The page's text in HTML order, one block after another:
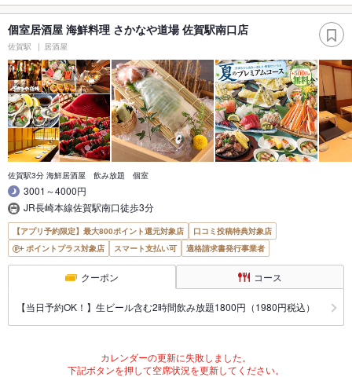
個室居酒屋 海鮮料理 さかなや道場 佐賀駅南口店
佐賀駅 居酒屋
佐賀駅3分 海鮮居酒屋 飲み放題 個室
3001～4000円
JR長崎本線佐賀駅南口徒歩3分
【アプリ予約限定】最大800ポイント還元対象店
口コミ投稿特典対象店
ポイントプラス対象店
スマート支払い可 適格請求書発行事業者
クーポン コース
【当日予約OK！】生ビール含む2時間飲み放題1800円（1980円税込）
カレンダーの更新に失敗しました。
下記ボタンを押して空席状況を更新してください。